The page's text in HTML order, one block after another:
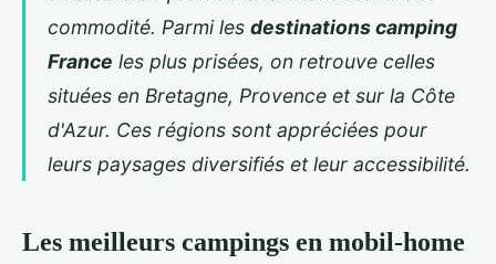
commodité. Parmi les destinations camping
France les plus prisées, on retrouve celles
situées en Bretagne, Provence et sur la Côte
d'Azur. Ces régions sont appréciées pour
leurs paysages diversifiés et leur accessibilité.
Les meilleurs campings en mobil-home